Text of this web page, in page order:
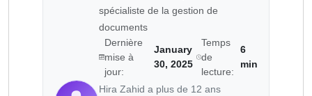
spécialiste de la gestion de
documents
Dernière
mise à
jour:
January
30, 2025
Temps
de
lecture:
6
min
Hira Zahid a plus de 12 ans